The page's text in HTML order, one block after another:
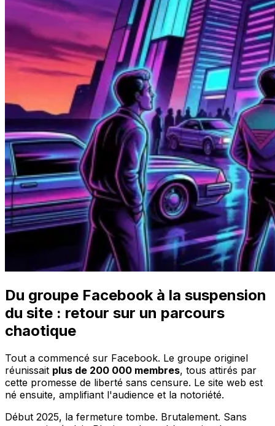
Du groupe Facebook à la suspension
du site : retour sur un parcours
chaotique
Tout a commencé sur Facebook. Le groupe originel
réunissait plus de 200 000 membres, tous attirés par
cette promesse de liberté sans censure. Le site web est
né ensuite, amplifiant l'audience et la notoriété.
Début 2025, la fermeture tombe. Brutalement. Sans